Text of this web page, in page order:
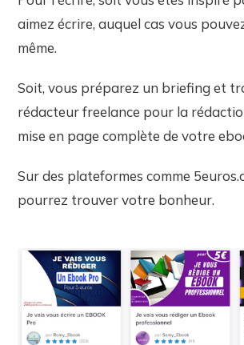
aimez écrire, auquel cas vous
même.
Soit, vous préparez un briefing et
rédacteur freelance pour la
mise en page complète de votre
Sur des plateformes comme
pourrez trouver votre bonheur.